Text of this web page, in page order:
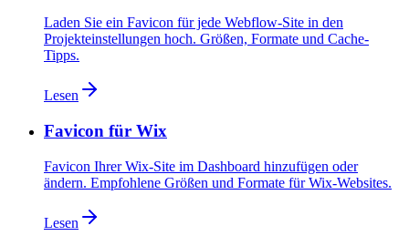
Laden Sie ein Favicon für jede Webflow-Site in den
Projekteinstellungen hoch. Größen, Formate und Cache-
Tipps.
Lesen
Favicon für Wix
Favicon Ihrer Wix-Site im Dashboard hinzufügen oder
ändern. Empfohlene Größen und Formate für Wix-Websites.
Lesen